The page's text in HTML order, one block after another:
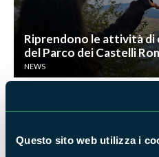
Questo sito web utilizza i
Riprendono le attività di
del Parco dei Castelli
NEWS